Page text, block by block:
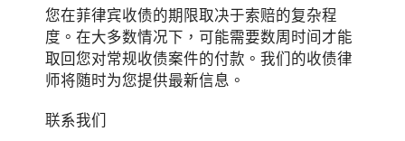
您在菲律宾收债的期限取决于索赔的复杂程
度。在大多数情况下，可能需要数周时间才能
取回您对常规收债案件的付款。我们的收债律
师将随时为您提供最新信息。
联系我们